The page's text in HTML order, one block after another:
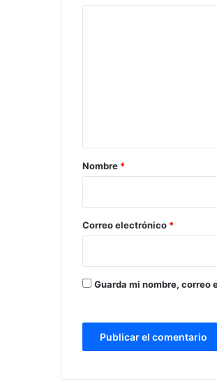
r
*
Nombre *
Correo electrónico *
Guarda mi nombre, correo